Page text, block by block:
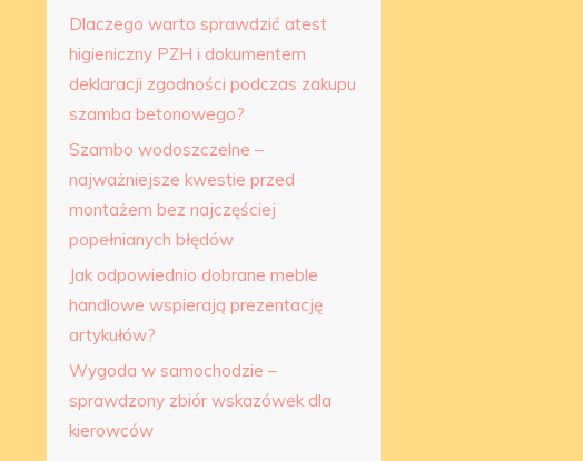
Dlaczego warto sprawdzić atest
higieniczny PZH i dokumentem
deklaracji zgodności podczas zakupu
szamba betonowego?
Szambo wodoszczelne –
najważniejsze kwestie przed
montażem bez najczęściej
popełnianych błędów
Jak odpowiednio dobrane meble
handlowe wspierają prezentację
artykułów?
Wygoda w samochodzie –
sprawdzony zbiór wskazówek dla
kierowców